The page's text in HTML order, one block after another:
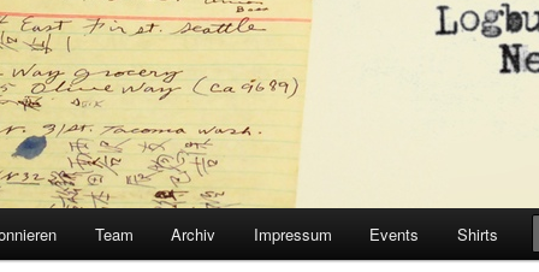
Team Archiv Impressum Events Shirts